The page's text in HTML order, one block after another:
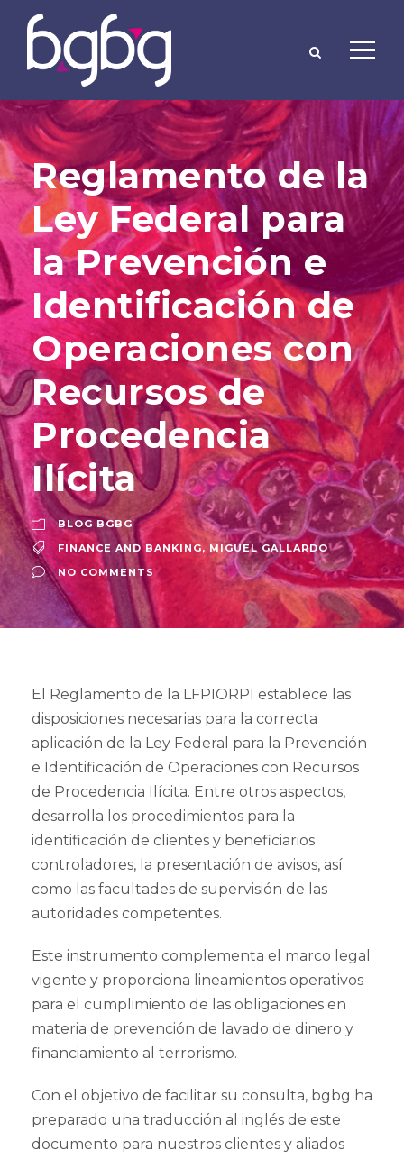
Reglamento de la
Ley Federal para
la Prevención e
Identificación de
Operaciones con
Recursos de
Procedencia
Ilícita
BLOG BGBG
FINANCE AND BANKING, MIGUEL GALLARDO
NO COMMENTS
El Reglamento de la LFPIORPI establece las
disposiciones necesarias para la correcta
aplicación de la Ley Federal para la Prevención
e Identificación de Operaciones con Recursos
de Procedencia Ilícita. Entre otros aspectos,
desarrolla los procedimientos para la
identificación de clientes y beneficiarios
controladores, la presentación de avisos, así
como las facultades de supervisión de las
autoridades competentes.
Este instrumento complementa el marco legal
vigente y proporciona lineamientos operativos
para el cumplimiento de las obligaciones en
materia de prevención de lavado de dinero y
financiamiento al terrorismo.
Con el objetivo de facilitar su consulta, bgbg ha
preparado una traducción al inglés de este
documento para nuestros clientes y aliados